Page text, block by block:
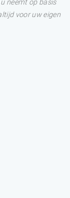
neemt op basis
voor uw eigen